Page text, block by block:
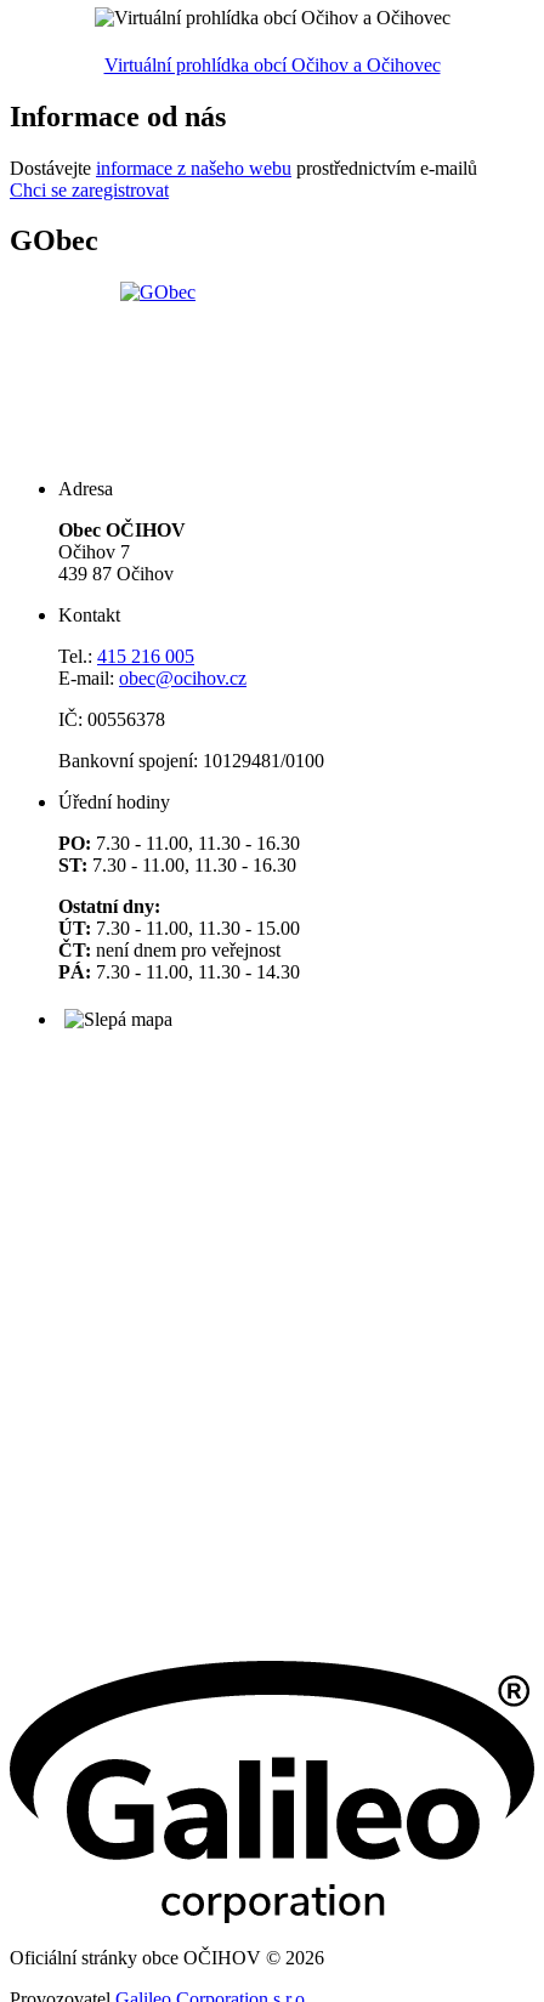
Virtuální prohlídka obcí Očihov a Očihovec
Informace od nás
Dostávejte informace z našeho webu prostřednictvím e-mailů
Chci se zaregistrovat
GObec
Adresa
Obec OČIHOV
Očihov 7
439 87 Očihov
Kontakt
Tel.: 415 216 005
E-mail: obec@ocihov.cz
IČ: 00556378
Bankovní spojení: 10129481/0100
Úřední hodiny
PO: 7.30 - 11.00, 11.30 - 16.30
ST: 7.30 - 11.00, 11.30 - 16.30
Ostatní dny:
ÚT: 7.30 - 11.00, 11.30 - 15.00
ČT: není dnem pro veřejnost
PÁ: 7.30 - 11.00, 11.30 - 14.30
Oficiální stránky obce OČIHOV © 2026